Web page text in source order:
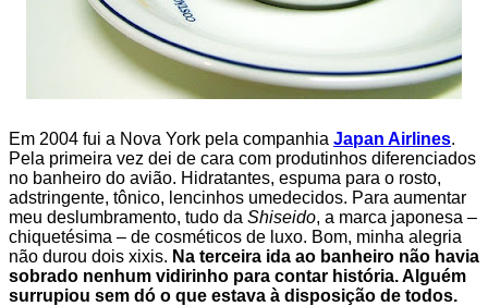
Em 2004 fui a Nova York pela companhia Japan Airlines.
Pela primeira vez dei de cara com produtinhos diferenciados
no banheiro do avião. Hidratantes, espuma para o rosto,
adstringente, tônico, lencinhos umedecidos. Para aumentar
meu deslumbramento, tudo da Shiseido, a marca japonesa –
chiquetésima – de cosméticos de luxo. Bom, minha alegria
não durou dois xixis. Na terceira ida ao banheiro não havia
sobrado nenhum vidirinho para contar história. Alguém
surrupiou sem dó o que estava à disposição de todos.